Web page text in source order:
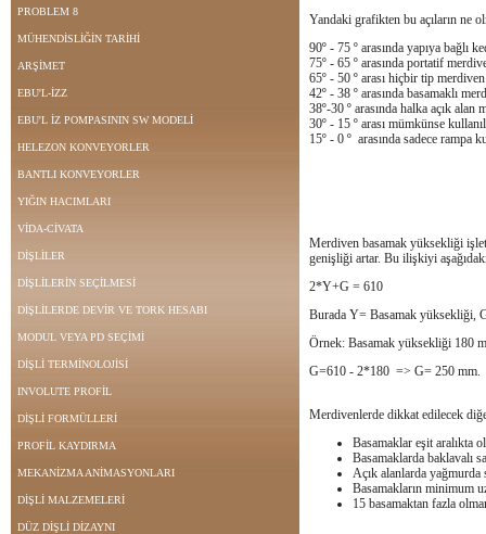
PROBLEM 8
MÜHENDİSLİĞİN TARİHİ
ARŞİMET
EBU'L-İZZ
EBU'L İZ POMPASININ SW MODELİ
HELEZON KONVEYORLER
BANTLI KONVEYORLER
YIĞIN HACIMLARI
VİDA-CİVATA
DİŞLİLER
DİŞLİLERİN SEÇİLMESİ
DİŞLİLERDE DEVİR VE TORK HESABI
MODUL VEYA PD SEÇİMİ
DİŞLİ TERMİNOLOJİSİ
INVOLUTE PROFİL
DİŞLİ FORMÜLLERİ
PROFİL KAYDIRMA
MEKANİZMA ANİMASYONLARI
DİŞLİ MALZEMELERİ
DÜZ DİŞLİ DİZAYNI
Yandaki grafikten bu açıların ne
90º - 75 º arasında yapıya bağlı
75º - 65 º arasında portatif
65º - 50 º arası hiçbir tip
42º - 38 º arasında basamaklı
38º-30 º arasında halka açık alan
30º - 15 º arası mümkünse
15º - 0 º arasında sadece rampa
Merdiven basamak yüksekliği
genişliği artar. Bu ilişkiyi
2*Y+G = 610
Burada Y= Basamak yüksekliği,
Örnek: Basamak yüksekliği 180
G=610 - 2*180 => G= 250 mm.
Merdivenlerde dikkat edilecek
Basamaklar eşit aralıkta
Basamaklarda baklavalı
Açık alanlarda yağmurda
Basamakların minimum
15 basamaktan fazla